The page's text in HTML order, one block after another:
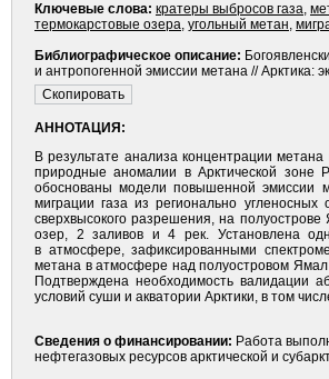
Ключевые слова: кратеры выбросов газа,
термокарстовые озера, угольный метан,
Библиографическое описание:
и антропогенной эмиссии метана //
АННОТАЦИЯ:
В результате анализа концентрации
природные аномалии в Арктической зоне
обоснованы модели повышенной эмиссии
миграции газа из регионально
сверхвысокого разрешения, на
озер, 2 заливов и 4 рек. Установлена
в атмосфере, зафиксированными
метана в атмосфере над полуостровом Ямал
Подтверждена необходимость валидации
условий суши и акватории Арктики, в том
Сведения о финансировании: Работа
нефтегазовых ресурсов арк­тической и